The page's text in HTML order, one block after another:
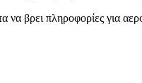
να βρει πληροφορίες για